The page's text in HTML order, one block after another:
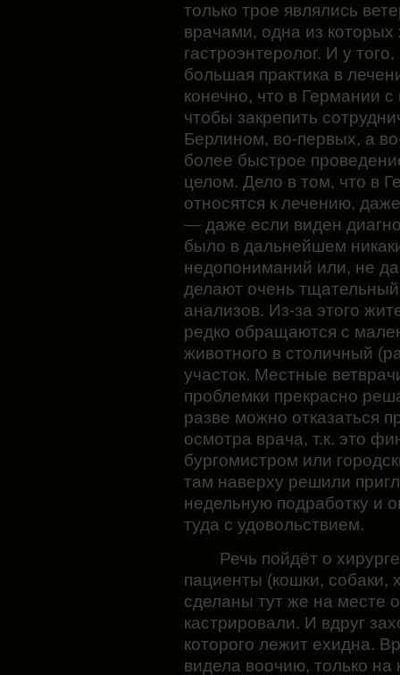
только трое являлись
врачами, одна из которых
гастроэнтеролог. И у
большая практика в
конечно, что в Германии
чтобы закрепить
Берлином, во-первых, а
более быстрое
целом. Дело в том, что в
относятся к лечению,
— даже если виден
было в дальнейшем
недопониманий или, не
делают очень
анализов. Из-за этого
редко обращаются с
животного в столичный
участок. Местные
проблемки прекрасно
разве можно отказаться
осмотра врача, т.к. это
бургомистром или
там наверху решили
недельную подработку и
туда с удовольствием.
Речь пойдёт о
пациенты (кошки, собаки,
сделаны тут же на месте
кастрировали. И вдруг
которого лежит ехидна.
видела воочию, только